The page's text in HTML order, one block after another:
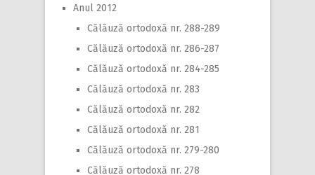
Anul 2012
Călăuză ortodoxă nr. 288-289
Călăuză ortodoxă nr. 286-287
Călăuză ortodoxă nr. 284-285
Călăuză ortodoxă nr. 283
Călăuză ortodoxă nr. 282
Călăuză ortodoxă nr. 281
Călăuză ortodoxă nr. 279-280
Călăuză ortodoxă nr. 278